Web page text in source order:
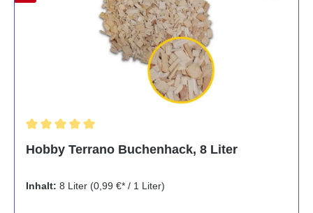
Hobby Terrano Buchenhack, 8 Liter
Inhalt: 8 Liter (0,99 €* / 1 Liter)